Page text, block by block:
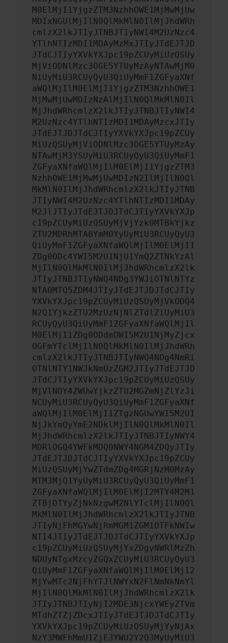
M0ElMjI1YjgzZTM3NzhhOWE1MjMwMjUw
MDIxNGUlMjIlN0QlMkMlN0IlMjJhdWRh
cmlzX2lkJTIyJTNBJTIyNWI4M2UzNzc4
YTlhNTIzMDI1MDAyMzMxJTIyJTdEJTJD
JTdCJTIyYXVkYXJpc19pZCUyMiUzQSUy
MjViODNlMzc3OGE5YTUyMzAyNTAwMjM0
NiUyMiU3RCUyQyU3QiUyMmF1ZGFyaXNf
aWQlMjIlM0ElMjI1YjgzZTM3NzhhOWE1
MjMwMjUwMDIzNzAlMjIlN0QlMkMlN0Il
MjJhdWRhcmlzX2lkJTIyJTNBJTIyNWI4
M2UzNzc4YTlhNTIzMDI1MDAyMzcxJTIy
JTdEJTJDJTdCJTIyYXVkYXJpc19pZCUy
MiUzQSUyMjViODNlMzc3OGE5YTUyMzAy
NTAwMjM3YSUyMiU3RCUyQyU3QiUyMmF1
ZGFyaXNfaWQlMjIlM0ElMjI1YjgzZTM3
NzhhOWE1MjMwMjUwMDIzN2IlMjIlN0Ql
MkMlN0IlMjJhdWRhcmlzX2lkJTIyJTNB
JTIyNWI4M2UzNzc4YTlhNTIzMDI1MDAy
M2JlJTIyJTdEJTJDJTdCJTIyYXVkYXJp
c19pZCUyMiUzQSUyMjVjYzk0MTBkYjkz
ZTU2MDRhMTA0YmM0YyUyMiU3RCUyQyU3
QiUyMmF1ZGFyaXNfaWQlMjIlM0ElMjI1
ZDg0ODc4YWI5M2U1NjU1YmQ2ZTNkYzAl
MjIlN0QlMkMlN0IlMjJhdWRhcmlzX2lk
JTIyJTNBJTIyNWQ4NDg3YWJiOTNlNTYz
NTA0MTQ5ZDM4JTIyJTdEJTJDJTdCJTIy
YXVkYXJpc19pZCUyMiUzQSUyMjVkODQ4
N2Q1YjkzZTU2MzUzNjNlZTdlZiUyMiU3
RCUyQyU3QiUyMmF1ZGFyaXNfaWQlMjIl
M0ElMjI1ZDg0ODdmOWI5M2U1NjMyZjcx
OGFmYTclMjIlN0QlMkMlN0IlMjJhdWRh
cmlzX2lkJTIyJTNBJTIyNWQ4NDg4NmRi
OTNlNTY1NWJkNmUzZGM2JTIyJTdEJTJD
JTdCJTIyYXVkYXJpc19pZCUyMiUzQSUy
MjVlNDY4ZWUwYjkzZTU2MGZmNjZlYzJi
NCUyMiU3RCUyQyU3QiUyMmF1ZGFyaXNf
aWQlMjIlM0ElMjI1ZTgzNGUwYWI5M2U1
NjJkYmQyYmE2NDklMjIlN0QlMkMlN0Il
MjJhdWRhcmlzX2lkJTIyJTNBJTIyNWY4
MDRlOGQ4YWFkMDQ0NWY4NGM4ZDQyJTIy
JTdEJTJDJTdCJTIyYXVkYXJpc19pZCUy
MiUzQSUyMjYwZTdmZDg4MGRjNzM0MzAy
MTM3MjQ1YyUyMiU3RCUyQyU3QiUyMmF1
ZGFyaXNfaWQlMjIlM0ElMjI2MTY4M2M1
ZTBjOTYyZjNkNzgwM2NlYTclMjIlN0Ql
MkMlN0IlMjJhdWRhcmlzX2lkJTIyJTNB
JTIyNjFhMGYwNjRmMGM1ZGM1OTFkNWIw
NTI4JTIyJTdEJTJDJTdCJTIyYXVkYXJp
c19pZCUyMiUzQSUyMjYxZDgyNWRlMzZh
NDUyNTgxMzcyZGQxZCUyMiU3RCUyQyU3
QiUyMmF1ZGFyaXNfaWQlMjIlM0ElMjI2
MjYwMTc2NjFhYTJlNWYxN2FlNmNkNmYl
MjIlN0QlMkMlN0IlMjJhdWRhcmlzX2lk
JTIyJTNBJTIyNjI2MDE3NjcxYWEyZTVm
MTdhZTZjZDcxJTIyJTdEJTJDJTdCJTIy
YXVkYXJpc19pZCUyMiUzQSUyMjYyNjAx
NzY3MWFhMmU1ZjE3YWU2Y2Q3MyUyMiU3